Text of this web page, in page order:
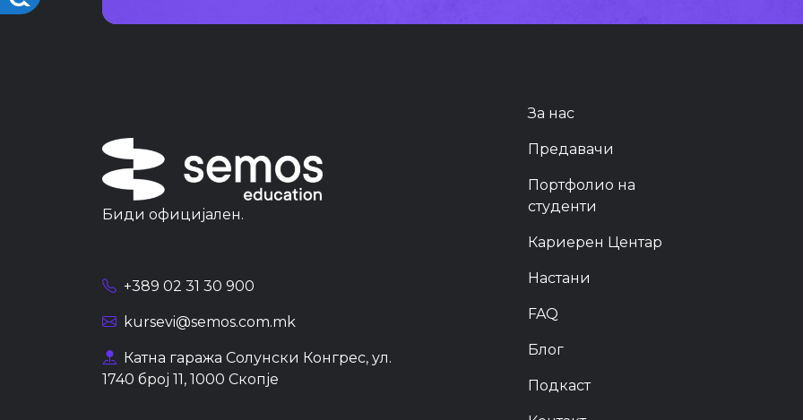
НАПРАВИ ГО ПРВИОТ ЧЕКОР
Биди официјален.
+389 02 31 30 900
kursevi@semos.com.mk
За нас
Предавачи
Портфолио на
студенти
Кариерен Центар
Настани
FAQ
Блог